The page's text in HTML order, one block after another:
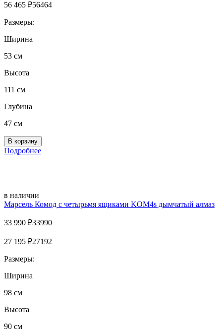
56 465 ₽56464
Размеры:
Ширина
53 см
Высота
111 см
Глубина
47 см
Подробнее
в наличии
Марсель Комод с четырьмя ящиками KOM4s дымчатый алмаз
33 990 ₽33990
27 195 ₽27192
Размеры:
Ширина
98 см
Высота
90 см